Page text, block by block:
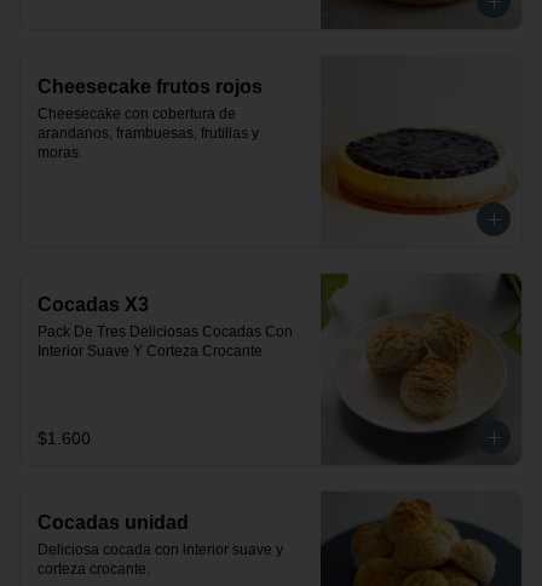
Cheesecake frutos rojos
Cheesecake con cobertura de
arandanos, frambuesas, frutillas y
moras.
Cocadas X3
Pack De Tres Deliciosas Cocadas Con
Interior Suave Y Corteza Crocante
$1.600
Cocadas unidad
Deliciosa cocada con interior suave y
corteza crocante.